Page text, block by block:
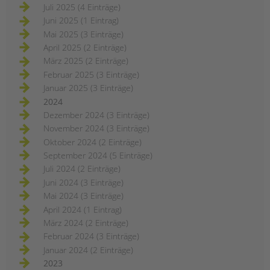
Juli 2025 (4 Einträge)
Juni 2025 (1 Eintrag)
Mai 2025 (3 Einträge)
April 2025 (2 Einträge)
März 2025 (2 Einträge)
Februar 2025 (3 Einträge)
Januar 2025 (3 Einträge)
2024
Dezember 2024 (3 Einträge)
November 2024 (3 Einträge)
Oktober 2024 (2 Einträge)
September 2024 (5 Einträge)
Juli 2024 (2 Einträge)
Juni 2024 (3 Einträge)
Mai 2024 (3 Einträge)
April 2024 (1 Eintrag)
März 2024 (2 Einträge)
Februar 2024 (3 Einträge)
Januar 2024 (2 Einträge)
2023